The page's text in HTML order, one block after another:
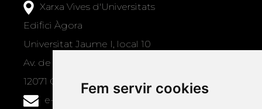
Fem servir cookies
Xarxa Vives d'Universitats
Edifici Àgora
Universitat Jaume I, local 10
Av. de Vicent Sos Baynat, s/n
12071 Castelló de la Plana
e-buc@vives.org